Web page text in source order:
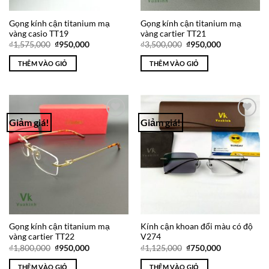
Gọng kính cận titanium mạ
vàng casio TT19
₫1,575,000 Giá
là:
₫1,575,000.
₫950,000Giá
THÊM VÀO GIỎ
Gọng kính cận titanium mạ
vàng cartier TT21
₫3,500,000 Giá
là:
₫3,500,000.
₫950,000Giá
THÊM VÀO GIỎ
Giảm giá!
Add to
Wishlist
Gọng kính cận titanium mạ
vàng cartier TT22
₫1,800,000 Giá
là:
₫950,000Giá
THÊM VÀO GIỎ
Giảm giá!
Add to
Wishlist
Kính cận khoan đổi màu có độ
V274
₫1,125,000 Giá
là:
₫750,000Giá
THÊM VÀO GIỎ